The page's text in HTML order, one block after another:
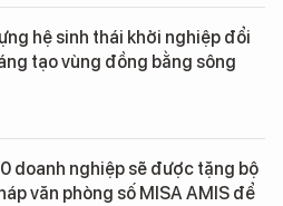
hệ sinh thái khởi nghiệp đổi
tạo vùng đồng bằng sông
doanh nghiệp sẽ được tặng bộ
văn phòng số MISA AMIS để